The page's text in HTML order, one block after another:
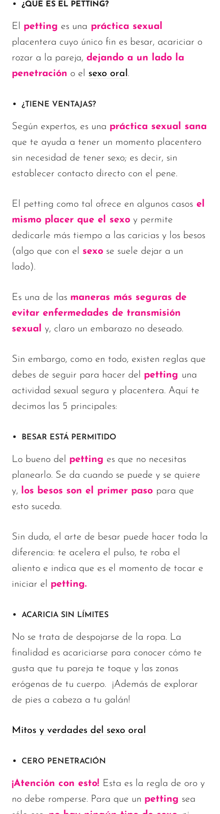
¿QUÉ ES EL PETTING?
El petting es una práctica sexual
placentera cuyo único fin es besar, acariciar o
rozar a la pareja, dejando a un lado la
penetración o el sexo oral.
¿TIENE VENTAJAS?
Según expertos, es una práctica sexual sana
que te ayuda a tener un momento placentero
sin necesidad de tener sexo; es decir, sin
establecer contacto directo con el pene.
El petting como tal ofrece en algunos casos el
mismo placer que el sexo y permite
dedicarle más tiempo a las caricias y los besos
(algo que con el sexo se suele dejar a un
lado).
Es una de las maneras más seguras de
evitar enfermedades de transmisión
sexual y, claro un embarazo no deseado.
Sin embargo, como en todo, existen reglas que
debes de seguir para hacer del petting una
actividad sexual segura y placentera. Aquí te
decimos las 5 principales:
BESAR ESTÁ PERMITIDO
Lo bueno del petting es que no necesitas
planearlo. Se da cuando se puede y se quiere
y, los besos son el primer paso para que
esto suceda.
Sin duda, el arte de besar puede hacer toda la
diferencia: te acelera el pulso, te roba el
aliento e indica que es el momento de tocar e
iniciar el petting.
ACARICIA SIN LÍMITES
No se trata de despojarse de la ropa. La
finalidad es acariciarse para conocer cómo te
gusta que tu pareja te toque y las zonas
erógenas de tu cuerpo. ¡Además de explorar
de pies a cabeza a tu galán!
Mitos y verdades del sexo oral
CERO PENETRACIÓN
¡Atención con esto! Esta es la regla de oro y
no debe romperse. Para que un petting sea